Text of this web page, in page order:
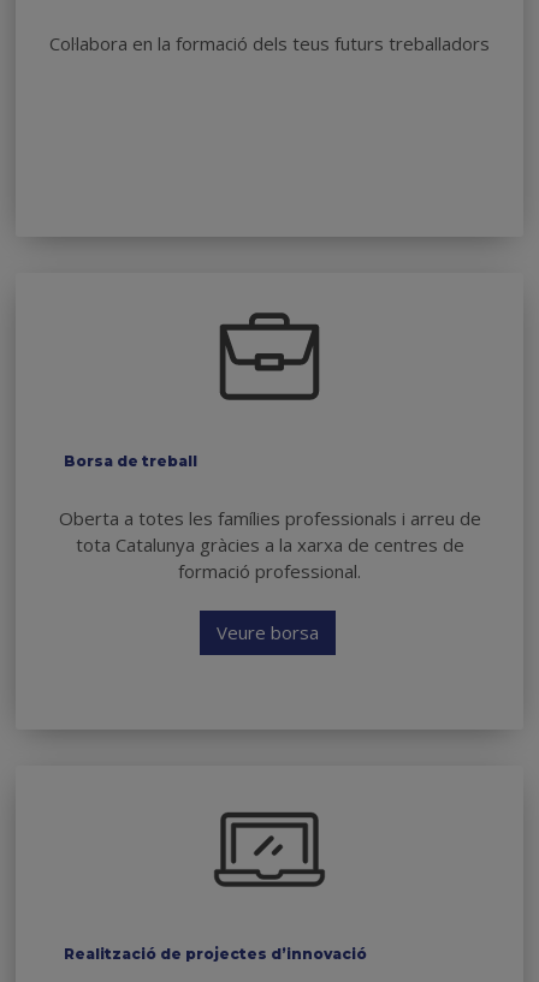
Col·labora en la formació dels teus futurs treballadors
Borsa de treball
Oberta a totes les famílies professionals i arreu de
tota Catalunya gràcies a la xarxa de centres de
formació professional.
Veure borsa
Realització de projectes d’innovació